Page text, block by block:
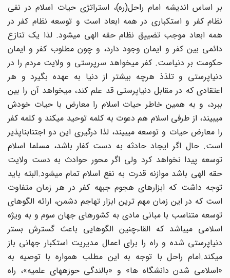
بر اساس اندیشه امام راحل(ره)، استراتژی حیات اسلام در نفی
نظام کفر و استکباری در همه ابعاد است و توسعه نظام کفر در
همه ابعاد موجب تضییق نظام حقه الهی میشود. لذا یک تنازع
دائمی بین کفر و ایمان وجود دارد، و چون مطلوب کفر و ایمان
حکومت بر دنیاست. کفر میخواهد سرپرستی و ولایت مردم را در
دنیاپرستی و تلذذ هرچه بیشتر از دنیا به عهده بگیرد و هر
اعتقادی که در مقابل دنیاپرستی قد علم کند، میخواهد آن را بین
ببرد، و به همین خاطر حیات اسلام را معارض با حیات خودش
میبیند، از طرفی اسلام هم دعوت به کلمه توحید میکند و کلمه کفر
را معارض حیات و توسعه میبیند، لذا درگیری این دو اجتنابناپذیر
است. حال اگر ایجاد حادثه به دست کفار باشد، مسلما اسلام
توسعه پیدا نخواهد کرد ولی اگر محور حوادث به دست ولایت
حقه الهی باشد موازنه قدرت به نفع اسلام تمام میشود.البته باید
توجه داشت که ابزارهای هجوم جبهه کفر در هر زمان متفاوت
است که در این زمان مهم ترین ابزار تهاجم دشمن، ارائه الگوهای
توسعه متناسب با مبانی مادی به کشورهای جهان سوم و به ویژه
اسلامی میباشد که القاءچنین الگوهایی باعث گسترش بستر
دنیاپرستی شده و راه را برای اعمال مدیریت استکبار جهانی باز
میکند.امام راحل با توجه به این مطلب همواره با توصیه به
«اسلامی شدن دانشگاه ها» و «بالندگی حوزههای علمیه»، راه